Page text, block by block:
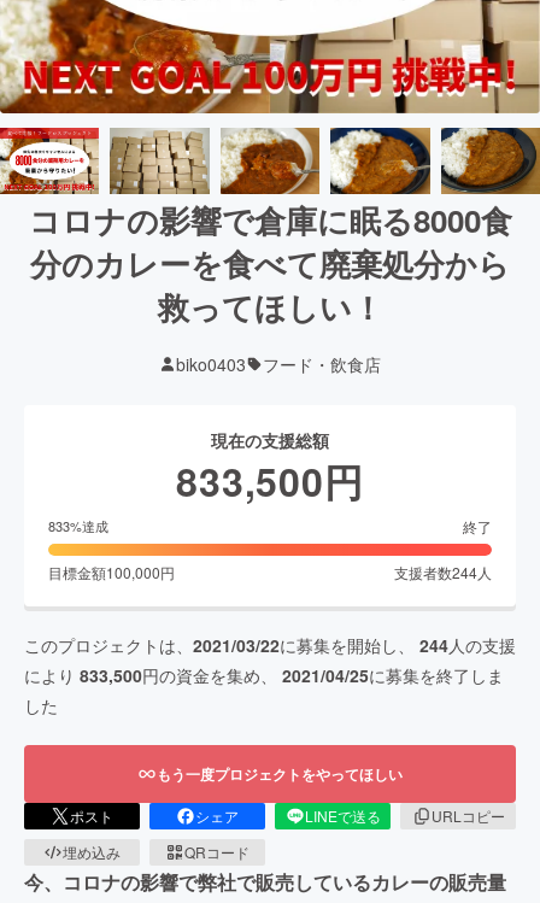
コロナの影響で倉庫に眠る8000食
分のカレーを食べて廃棄処分から
救ってほしい！
biko0403 フード・飲食店
現在の支援総額
833,500円
833%達成 終了
目標金額100,000円 支援者数244人
このプロジェクトは、 2021/03/22に募集を開始し、 244人の支援
により 833,500円の資金を集め、 2021/04/25に募集を終了しま
した
もう一度プロジェクトをやってほしい
ポスト シェア LINEで送る
URLコピー
埋め込み
QRコード
今、コロナの影響で弊社で販売しているカレーの販売量